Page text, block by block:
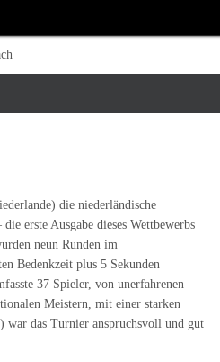
die niederländische
erste Ausgabe dieses Wettbewerbs
neun Runden im
Bedenkzeit plus 5 Sekunden
37 Spieler, von unerfahrenen
Meistern, mit einer starken
war das Turnier anspruchsvoll und gut